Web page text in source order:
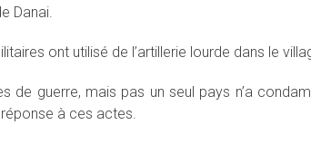
Danai.
ont utilisé de l’artillerie lourde dans le
de guerre, mais pas un seul pays n’a
à ces actes.